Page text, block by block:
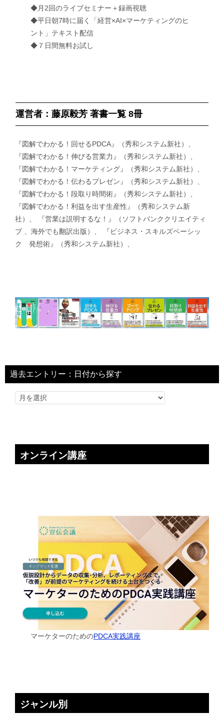
◆月2回のライブセミナー＋録画視聴
◆平日朝7時に届く「経営×AI×マーケティングのヒ
ント」テキスト配信
◆７日間無料お試し
運営者：藤原毅芳 著書一覧 8冊
『図解でわかる！回せるPDCA』（秀和システム新社）、
『図解でわかる！伸びる営業力』（秀和システム新社）、
『図解でわかる！マーケティング』（秀和システム新社）、
『図解でわかる！伝わるプレゼン』（秀和システム新社）、
『図解でわかる！段取り時間術』（秀和システム新社）、
『図解でわかる！利益を出す生産性』（秀和システム新
社）、 『営業は説明するな！』（ソフトバンククリエイティ
ブ 、海外でも翻訳出版）、 『ビジネス・スキルズベーシッ
ク 発想術』（秀和システム新社）、
過去エントリー：日付から探す
オンライン講座
マーケターのためのPDCA実践講座
ジャンル別